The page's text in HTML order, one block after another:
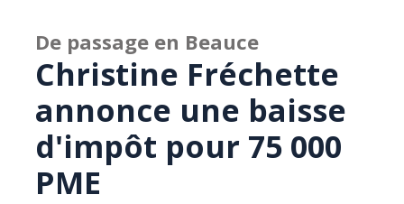
De passage en Beauce
Christine Fréchette
annonce une baisse
d'impôt pour 75 000
PME